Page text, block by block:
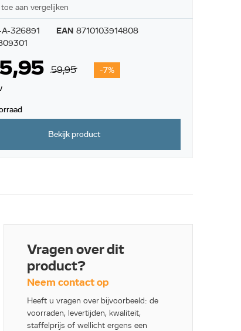
aan vergelijken
326891 EAN 8710103914808
59,95 -7%
Bekijk product
Vragen over dit
product?
Neem contact op
Heeft u vragen over bijvoorbeeld: de
voorraden, levertijden, kwaliteit,
staffelprijs of wellicht ergens een